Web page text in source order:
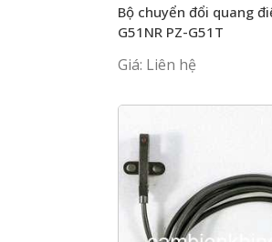
Bộ chuyển đổi quang
G51NR PZ-G51T
Giá: Liên hệ